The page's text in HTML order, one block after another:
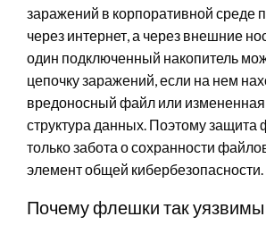
заражений в корпоративной среде
через интернет, а через внешние
один подключенный накопитель
цепочку заражений, если на нем
вредоносный файл или
структура данных. Поэтому
только забота о сохранности
элемент общей кибербезопасности.
Почему флешки так уязвимы